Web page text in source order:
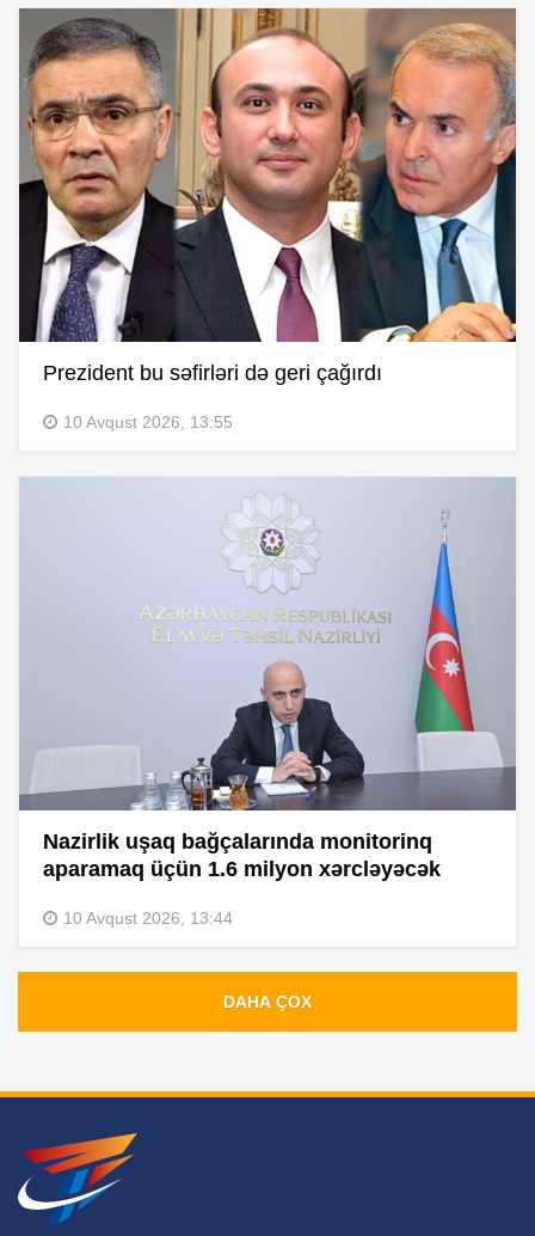
Prezident bu səfirləri də geri çağırdı
10 Avqust 2026, 13:55
Nazirlik uşaq bağçalarında monitorinq
aparamaq üçün 1.6 milyon xərcləyəcək
10 Avqust 2026, 13:44
DAHA ÇOX